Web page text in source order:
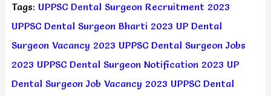
Tags: UPPSC Dental Surgeon Recruitment 2023
UPPSC Dental Surgeon Bharti 2023 UP Dental
Surgeon Vacancy 2023 UPPSC Dental Surgeon Jobs
2023 UPPSC Dental Surgeon Notification 2023 UP
Dental Surgeon Job Vacancy 2023 UPPSC Dental